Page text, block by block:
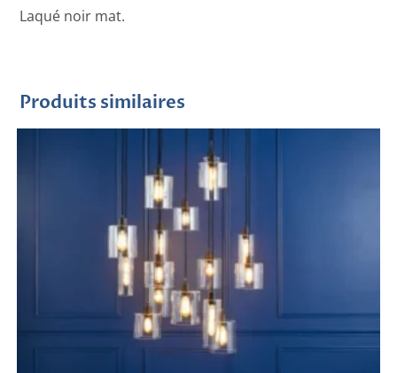
Laqué noir mat.
Produits similaires